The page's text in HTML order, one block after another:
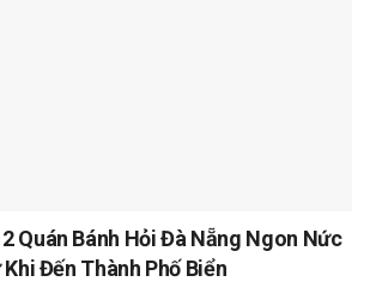
Quán Bánh Hỏi Đà Nẵng Ngon Nức
Đến Thành Phố Biển